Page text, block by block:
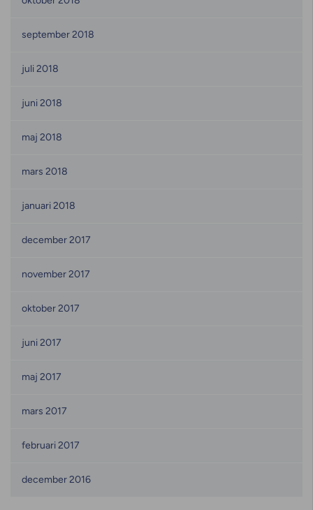
september 2018
juli 2018
juni 2018
maj 2018
mars 2018
januari 2018
december 2017
november 2017
oktober 2017
juni 2017
maj 2017
mars 2017
februari 2017
december 2016